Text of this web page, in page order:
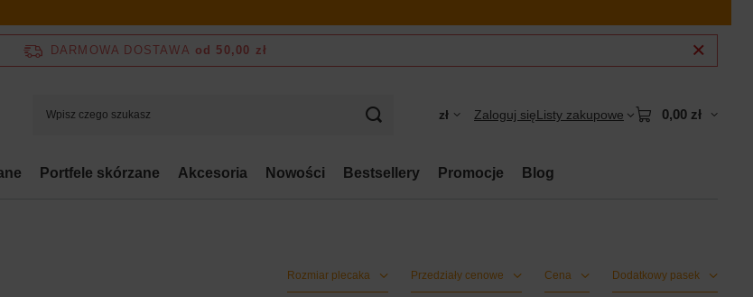
DARMOWA DOSTAWA od 50,00 zł
zł Zaloguj sięListy zakupowe 0,00 zł
Portfele skórzane Akcesoria Nowości Bestsellery Promocje Blog
Rozmiar plecaka Przedziały cenowe Cena Dodatkowy pasek